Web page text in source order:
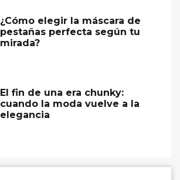
¿Cómo elegir la máscara de
pestañas perfecta según tu
mirada?
El fin de una era chunky:
cuando la moda vuelve a la
elegancia